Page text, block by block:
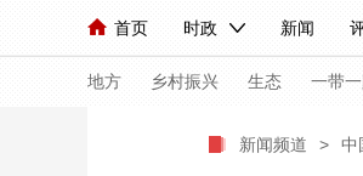
首页 时政 新闻
人民领袖习近平 联播+ 中国领
直播 栏目大全 节目单
海外频道 iPanda English
地方 乡村振兴 生态 一带
新闻频道 > 中